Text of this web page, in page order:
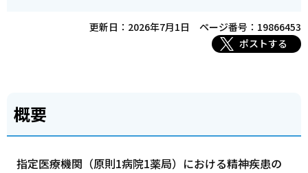
更新日：2026年7月1日
ページ番号：19866453
ポストする
概要
指定医療機関（原則1病院1薬局）における精神疾患の